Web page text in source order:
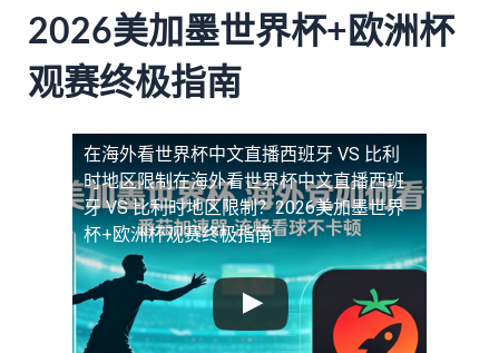
2026美加墨世界杯+欧洲杯
观赛终极指南
在海外看世界杯中文直播西班牙 VS 比利
时地区限制在海外看世界杯中文直播西班
牙 VS 比利时地区限制？2026美加墨世界
杯+欧洲杯观赛终极指南